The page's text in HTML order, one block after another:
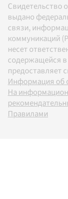
Свидетельство
выдано
связи,
коммуникаций
несет
содержащейся
предоставляет
Информация об
На
Правилами